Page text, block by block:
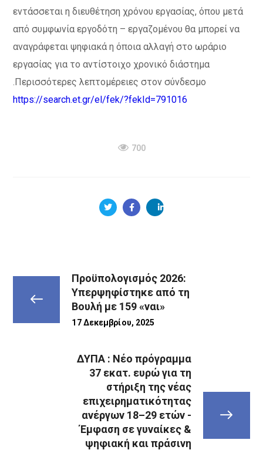
εντάσσεται η διευθέτηση χρόνου εργασίας, όπου μετά
από συμφωνία εργοδότη – εργαζομένου θα μπορεί να
αναγράφεται ψηφιακά η όποια αλλαγή στο ωράριο
εργασίας για το αντίστοιχο χρονικό διάστημα
.Περισσότερες λεπτομέρειες στον σύνδεσμο
https://search.et.gr/el/fek/?fekId=791016
700
Προϋπολογισμός 2026:
Υπερψηφίστηκε από τη
Βουλή με 159 «ναι»
17 Δεκεμβρίου, 2025
ΔΥΠΑ : Νέο πρόγραμμα
37 εκατ. ευρώ για τη
στήριξη της νέας
επιχειρηματικότητας
ανέργων 18–29 ετών -
Έμφαση σε γυναίκες &
ψηφιακή και πράσινη